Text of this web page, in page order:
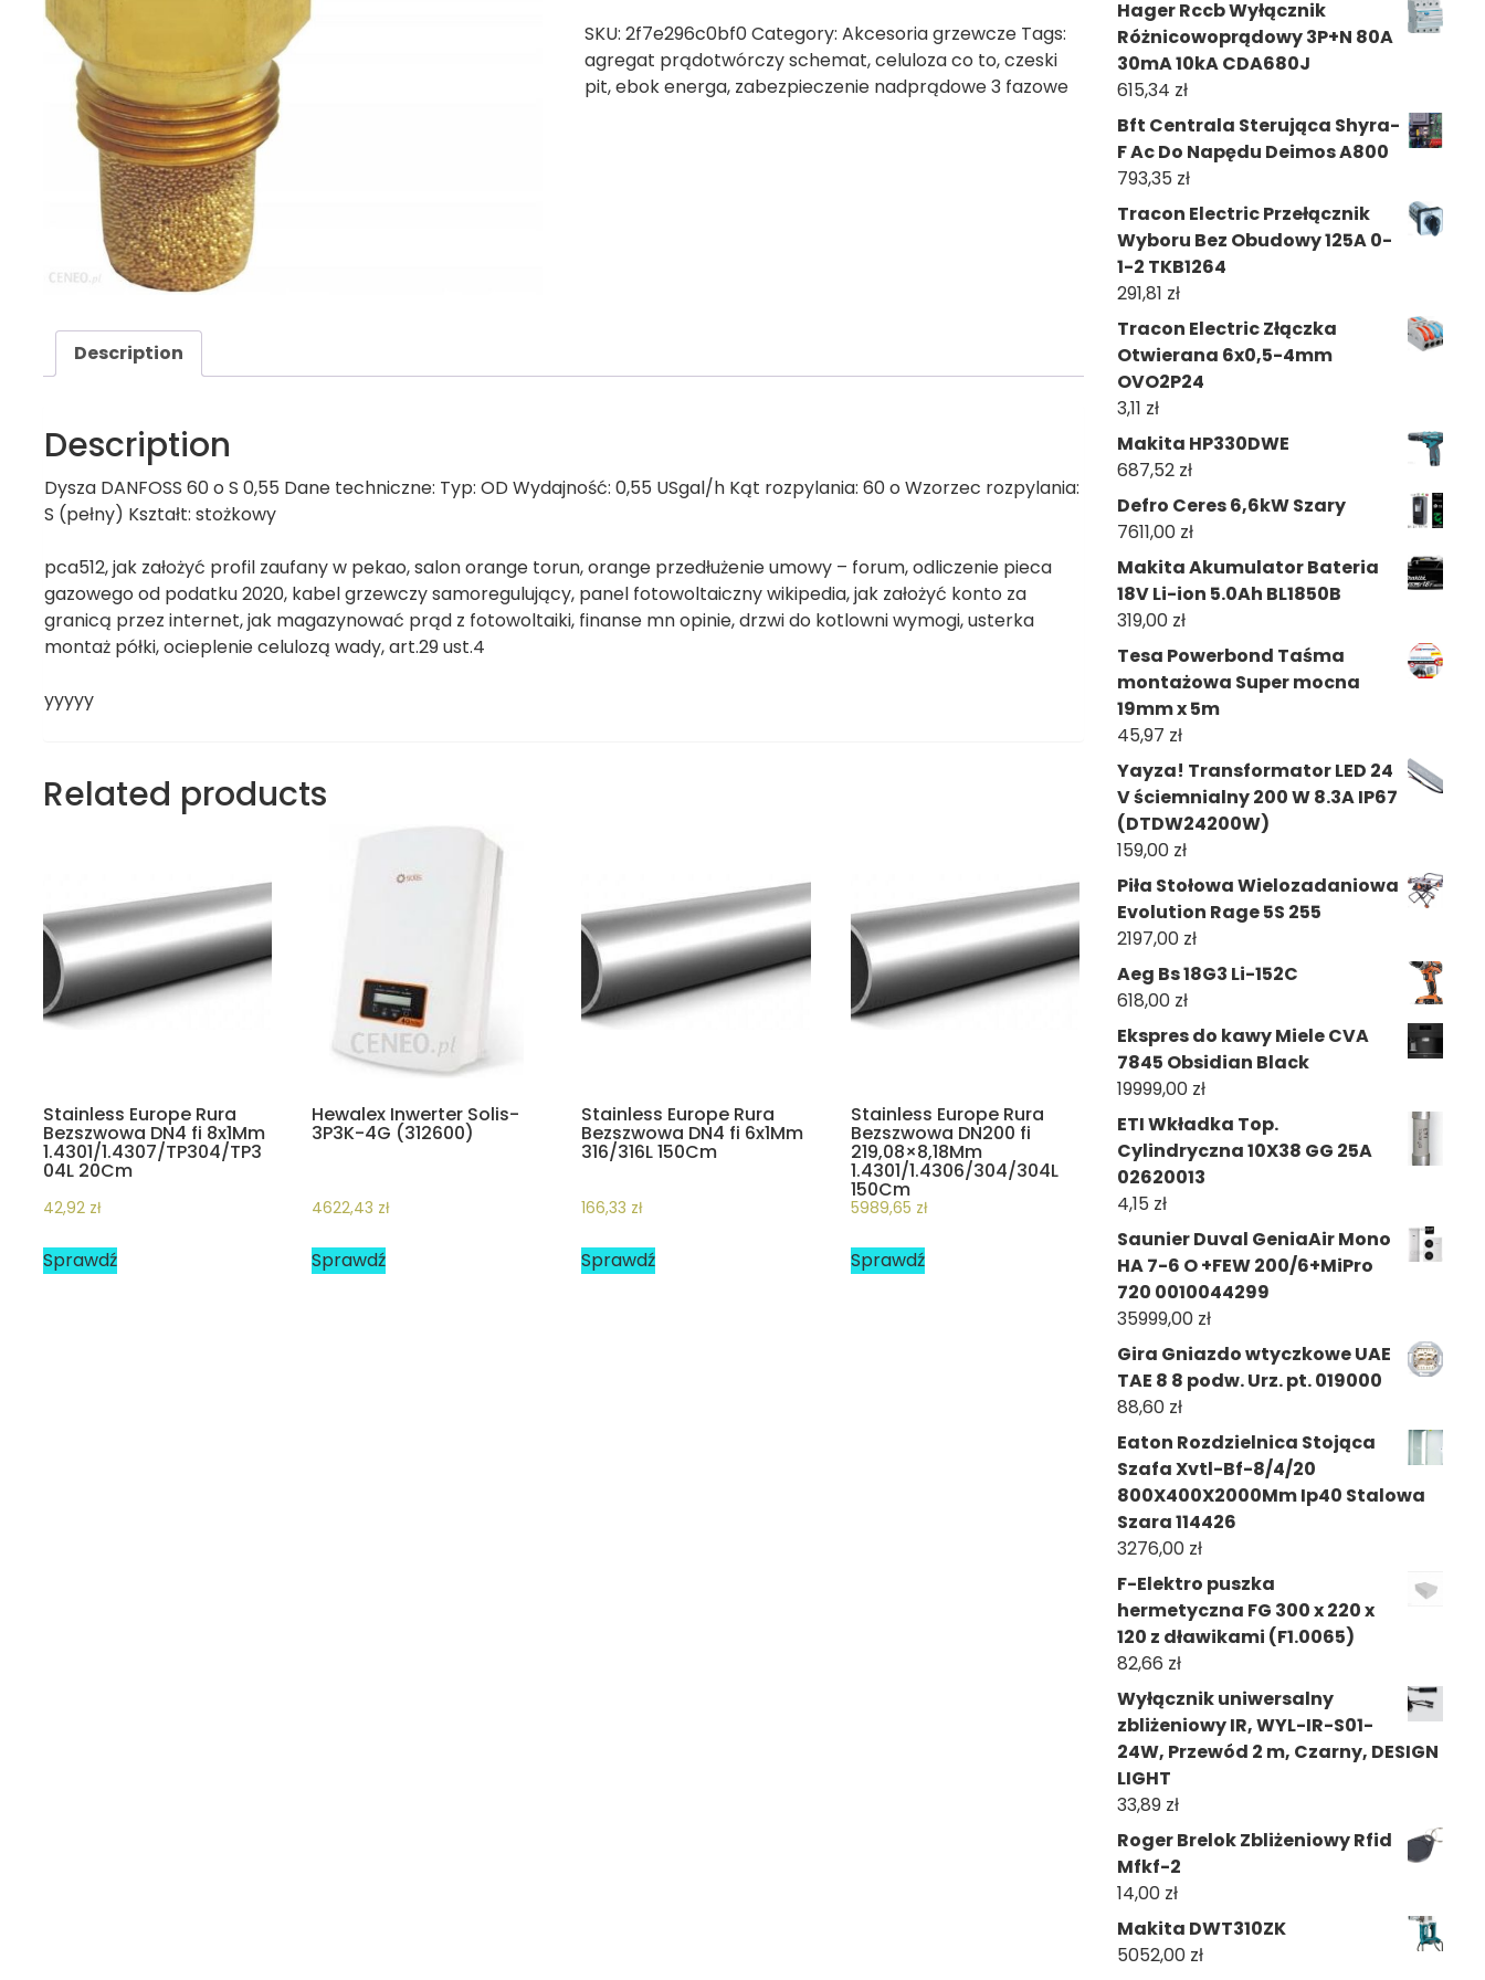
SKU: 2f7e296c0bf0Category: Akcesoria grzewcze Tags:
agregat prądotwórczy schemat,celuloza co to,czeski
pit,ebok energa, zabezpieczenie nadprądowe 3 fazowe
Description
Description
Dysza DANFOSS 60 o S 0,55 Dane techniczne: Typ: OD Wydajność: 0,55 USgal/h Kąt rozpylania: 60 o Wzorzec rozpylania:
S (pełny) Kształt: stożkowy
pca512, jak założyć profil zaufany w pekao, salon orange torun, orange przedłużenie umowy – forum, odliczenie pieca
gazowego od podatku 2020, kabel grzewczy samoregulujący, panel fotowoltaiczny wikipedia, jak założyć konto za
granicą przez internet, jak magazynować prąd z fotowoltaiki, finanse mn opinie, drzwi do kotlowni wymogi, usterka
montaż półki, ocieplenie celulozą wady, art.29 ust.4
yyyyy
Related products
Stainless Europe Rura
Bezszwowa DN4 fi 8x1Mm
1.4301/1.4307/TP304/TP3
04L 20Cm
42,92 zł
Sprawdź
Hewalex Inwerter Solis-
3P3K-4G (312600)
4622,43 zł
Sprawdź
Stainless Europe Rura
Bezszwowa DN4 fi 6x1Mm
316/316L 150Cm
166,33 zł
Sprawdź
Stainless Europe Rura
Bezszwowa DN200 fi
219,08×8,18Mm
1.4301/1.4306/304/304L
150Cm
5989,65 zł
Sprawdź
Hager Rccb Wyłącznik
Różnicowoprądowy 3P+N 80A
30mA 10kA CDA680J
615,34 zł
Bft Centrala Sterująca Shyra-
F Ac Do Napędu Deimos A800
793,35 zł
Tracon Electric Przełącznik
Wyboru Bez Obudowy 125A 0-
1-2 TKB1264
291,81 zł
Tracon Electric Złączka
Otwierana 6x0,5-4mm
OVO2P24
3,11 zł
Makita HP330DWE
687,52 zł
Defro Ceres 6,6kW Szary
7611,00 zł
Makita Akumulator Bateria
18V Li-ion 5.0Ah BL1850B
319,00 zł
Tesa Powerbond Taśma
montażowa Super mocna
19mm x 5m
45,97 zł
Yayza! Transformator LED 24
V ściemnialny 200 W 8.3A IP67
(DTDW24200W)
159,00 zł
Piła Stołowa Wielozadaniowa
Evolution Rage 5S 255
2197,00 zł
Aeg Bs 18G3 Li-152C
618,00 zł
Ekspres do kawy Miele CVA
7845 Obsidian Black
19999,00 zł
ETI Wkładka Top.
Cylindryczna 10X38 GG 25A
02620013
4,15 zł
Saunier Duval GeniaAir Mono
HA 7-6 O +FEW 200/6+MiPro
720 0010044299
35999,00 zł
Gira Gniazdo wtyczkowe UAE
TAE 8 8 podw. Urz. pt. 019000
88,60 zł
Eaton Rozdzielnica Stojąca
Szafa Xvtl-Bf-8/4/20
800X400X2000Mm Ip40 Stalowa
Szara 114426
3276,00 zł
F-Elektro puszka
hermetyczna FG 300 x 220 x
120 z dławikami (F1.0065)
82,66 zł
Wyłącznik uniwersalny
zbliżeniowy IR, WYL-IR-S01-
24W, Przewód 2 m, Czarny, DESIGN
LIGHT
33,89 zł
Roger Brelok Zbliżeniowy Rfid
Mfkf-2
14,00 zł
Makita DWT310ZK
5052,00 zł